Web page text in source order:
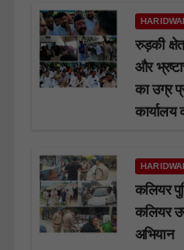
रुड़की
और
का उग्र
कार्यालय
कलियर
कलियर
अभियान